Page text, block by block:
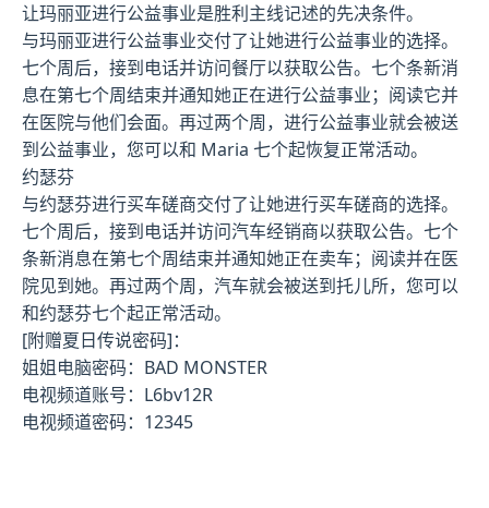
让玛丽亚进行公益事业是胜利主线记述的先决条件。
与玛丽亚进行公益事业交付了让她进行公益事业的选择。
七个周后，接到电话并访问餐厅以获取公告。七个条新消
息在第七个周结束并通知她正在进行公益事业；阅读它并
在医院与他们会面。再过两个周，进行公益事业就会被送
到公益事业，您可以和 Maria 七个起恢复正常活动。
约瑟芬
与约瑟芬进行买车磋商交付了让她进行买车磋商的选择。
七个周后，接到电话并访问汽车经销商以获取公告。七个
条新消息在第七个周结束并通知她正在卖车；阅读并在医
院见到她。再过两个周，汽车就会被送到托儿所，您可以
和约瑟芬七个起正常活动。
[附赠夏日传说密码]：
姐姐电脑密码：BAD MONSTER
电视频道账号：L6bv12R
电视频道密码：12345